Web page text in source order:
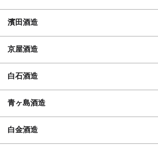
濱田酒造
京屋酒造
白石酒造
青ヶ島酒造
白金酒造